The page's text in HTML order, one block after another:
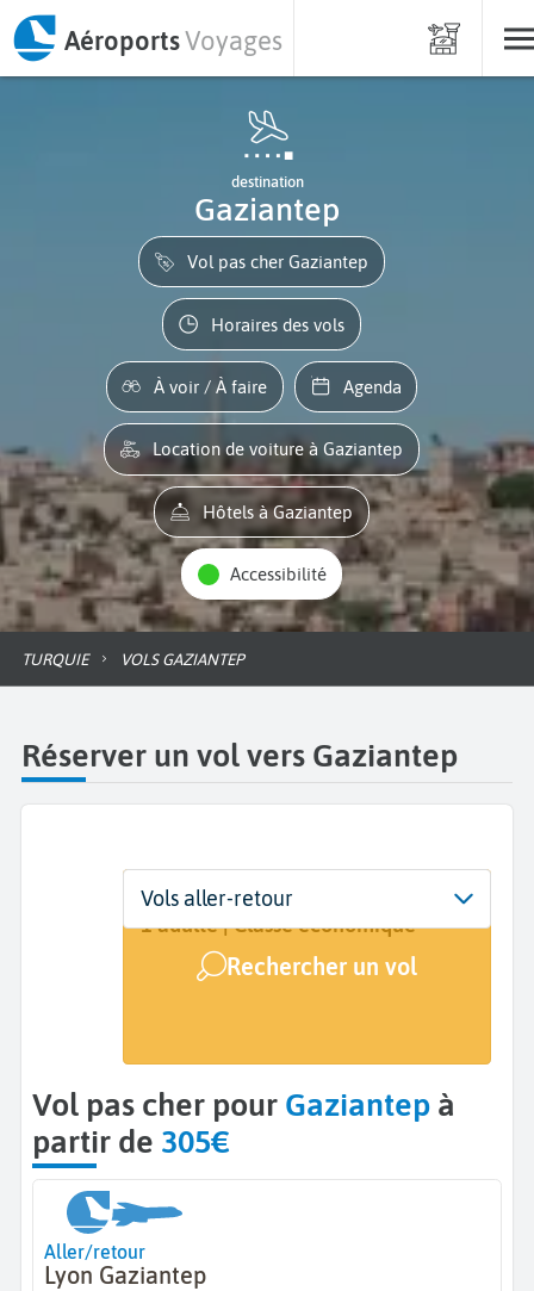
AéroportsVoyages
destination
Gaziantep
Vol pas cher Gaziantep
Horaires des vols
À voir / À faire Agenda
Location de voiture à Gaziantep
Hôtels à Gaziantep
Accessibilité
TURQUIE VOLS GAZIANTEP
Réserver un vol vers Gaziantep
Départ
De...
Dates
Dates de votre voyage
Voyageurs | Classe
1 adulte | Classe économique
Rechercher un vol
Vols aller-retour
Vol pas cher pour Gaziantep à
partir de 305€
Aller/retour
Lyon Gaziantep